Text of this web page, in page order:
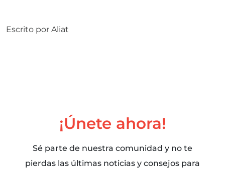
Escrito por Aliat
¡Únete ahora!
Sé parte de nuestra comunidad y no te
pierdas las últimas noticias y consejos para